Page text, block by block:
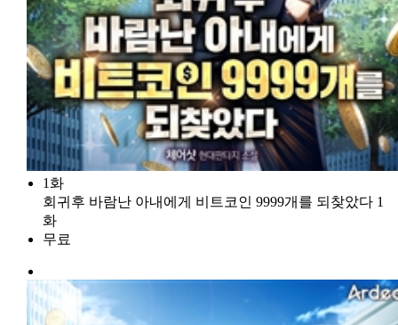
1화
회귀후 바람난 아내에게 비트코인 9999개를 되찾았다 1
화
무료